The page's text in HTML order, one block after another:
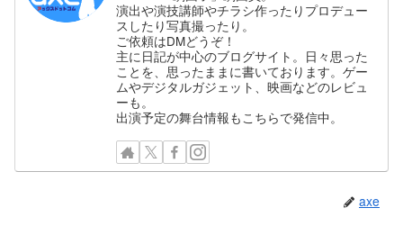
演出や演技講師やチラシ作ったりプロデュー
スしたり写真撮ったり。
ご依頼はDMどうぞ！
主に日記が中心のブログサイト。日々思った
ことを、思ったままに書いております。ゲー
ムやデジタルガジェット、映画などのレビュ
ーも。
出演予定の舞台情報もこちらで発信中。
axe